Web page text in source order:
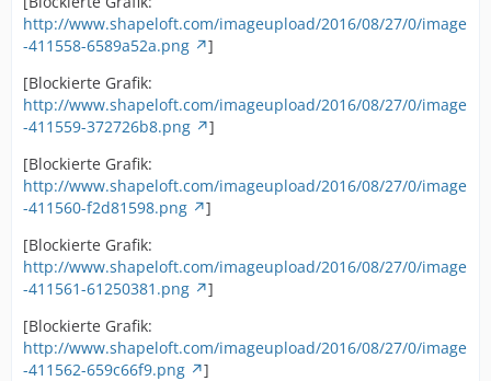
http://www.shapeloft.com/imageupload/2016/08/27/0/image
-411558-6589a52a.png
]
[Blockierte Grafik:
http://www.shapeloft.com/imageupload/2016/08/27/0/image
-411559-372726b8.png
]
[Blockierte Grafik:
http://www.shapeloft.com/imageupload/2016/08/27/0/image
-411560-f2d81598.png
]
[Blockierte Grafik:
http://www.shapeloft.com/imageupload/2016/08/27/0/image
-411561-61250381.png
]
[Blockierte Grafik:
http://www.shapeloft.com/imageupload/2016/08/27/0/image
-411562-659c66f9.png
]